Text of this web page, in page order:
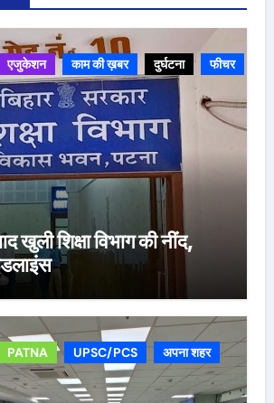
एजुकेशन काम की ख़बर दुर्घटना फीचर
खुली शिक्षा विभाग की नींद,
PATNA UPSC/PCS
अपना शहर